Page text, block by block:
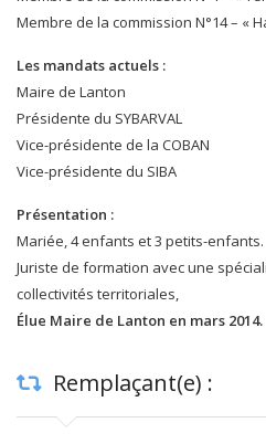
Membre de la commission N°14 – «
Les mandats actuels :
Maire de Lanton
Présidente du SYBARVAL
Vice-présidente de la COBAN
Vice-présidente du SIBA
Présentation :
Mariée, 4 enfants et 3 petits-enfants.
Juriste de formation avec une
collectivités territoriales,
Élue Maire de Lanton en mars 2014.
Remplaçant(e) :